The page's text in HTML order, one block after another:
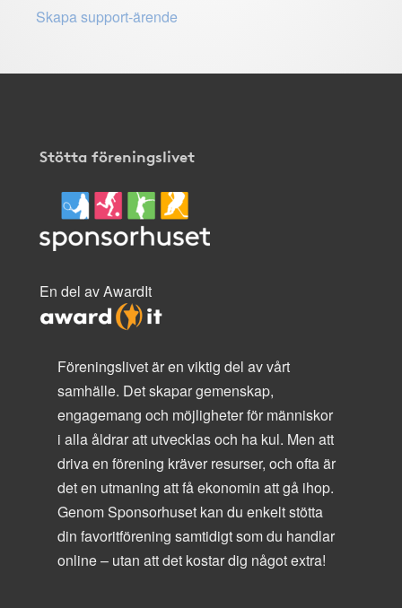
Skapa support-ärende
Stötta föreningslivet
En del av AwardIt
Föreningslivet är en viktig del av vårt
samhälle. Det skapar gemenskap,
engagemang och möjligheter för människor
i alla åldrar att utvecklas och ha kul. Men att
driva en förening kräver resurser, och ofta är
det en utmaning att få ekonomin att gå ihop.
Genom Sponsorhuset kan du enkelt stötta
din favoritförening samtidigt som du handlar
online – utan att det kostar dig något extra!